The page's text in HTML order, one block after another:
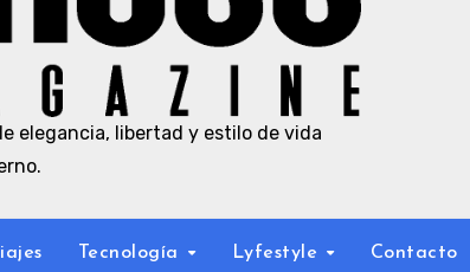
elegancia, libertad y estilo de vida
Tecnología Lyfestyle Contacto